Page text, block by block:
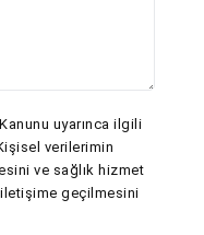
uyarınca ilgili
verilerimin
ve sağlık hizmet
iletişime geçilmesini